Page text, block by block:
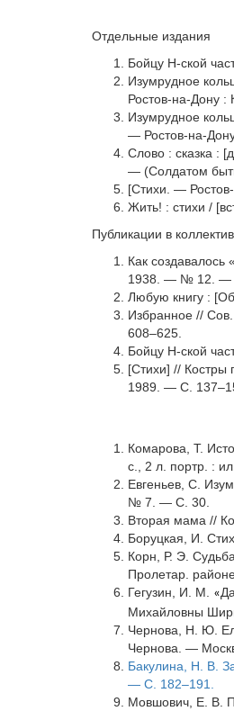
Отдельные издания
Бойцу Н-ской
Изумрудное
Ростов-на-Дону :
Изумрудное
— Ростов-на-
Слово : сказка :
— (Солдатом
[Стихи. —
Жить! : стихи /
Публикации в
Как создавалось
1938. — № 12. —
Любую книгу :
Избранное //
608–625.
Бойцу Н-ской
[Стихи] // Костры
1989. — C.
Комарова, Т.
с., 2 л. портр. : ил.
Евгеньев, С.
№ 7. — С. 30.
Вторая мама //
Боруцкая, И.
Корн, Р. Э.
Пролетар.
Гегузин, И. М. «
Михайловны
Чернова, Н. Ю.
Чернова. —
Бакулина, Н. В.
— С. 182–191.
Мовшович, Е. В.